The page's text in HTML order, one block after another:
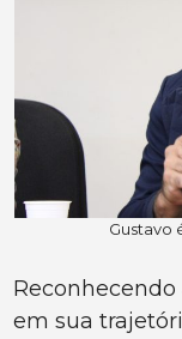
Gustavo
em sua